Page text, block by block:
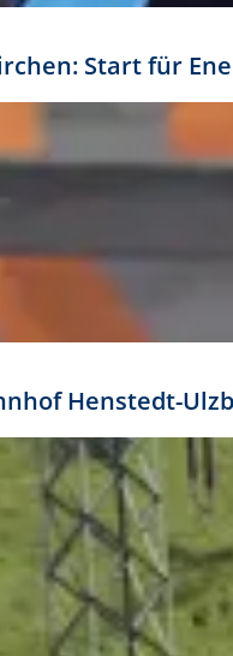
Start für
Henstedt-